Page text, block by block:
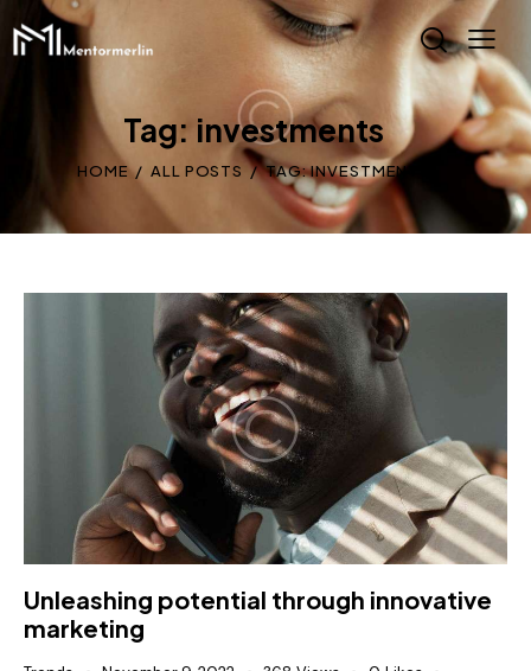
Tag: investments
HOME ALL POSTS TAG: INVESTMENTS
Unleashing potential through innovative
marketing